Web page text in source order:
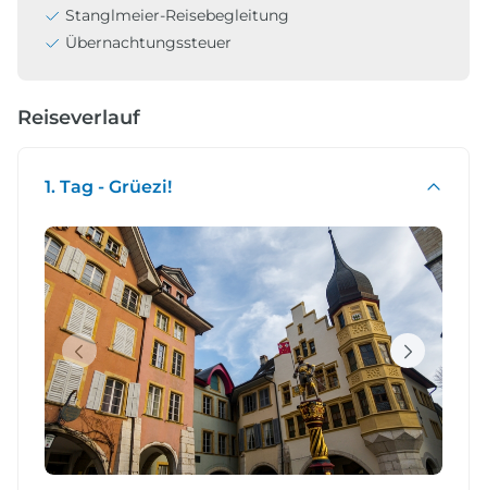
Stanglmeier-Reisebegleitung
Übernachtungssteuer
Reiseverlauf
1. Tag - Grüezi!